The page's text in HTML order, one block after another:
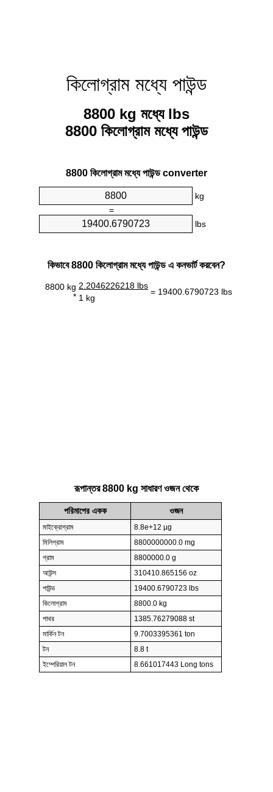
কিলোগ্রাম মধ্যে পাউন্ড
8800 kg মধ্যে lbs
8800 কিলোগ্রাম মধ্যে পাউন্ড
8800 কিলোগ্রাম মধ্যে পাউন্ড converter
kg
=
lbs
কিভাবে 8800 কিলোগ্রাম মধ্যে পাউন্ড এ কনভার্ট করবেন?
8800 kg
*
2.2046226218 lbs
= 19400.6790723 lbs
1 kg
রূপান্তর 8800 kg সাধারণ ওজন থেকে
পরিমাপের একক ওজন
মাইক্রোগ্রাম
8.8e+12 µg
মিলিগ্রাম
8800000000.0 mg
গ্রাম
8800000.0 g
আউন্স
310410.865156 oz
পাউন্ড
19400.6790723 lbs
কিলোগ্রাম
8800.0 kg
পাথর
1385.76279088 st
মার্কিন টন
9.7003395361 ton
টন
8.8 t
ইম্পেরিয়াল টন
8.661017443 Long tons